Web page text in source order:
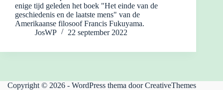
enige tijd geleden het boek "Het einde van de
geschiedenis en de laatste mens" van de
Amerikaanse filosoof Francis Fukuyama.
JosWP
22 september 2022
Copyright © 2026 - WordPress thema doorCreativeThemes